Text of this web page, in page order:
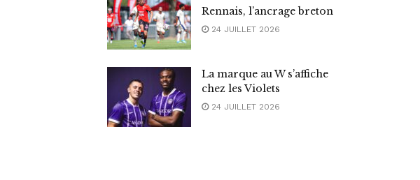
Rennais, l’ancrage breton
24 JUILLET 2026
La marque au W s’affiche
chez les Violets
24 JUILLET 2026